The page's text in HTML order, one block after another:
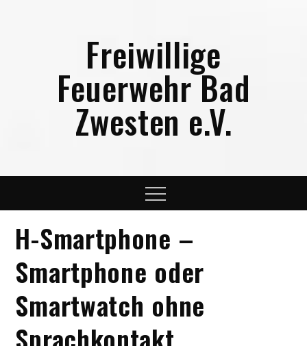
Freiwillige
Feuerwehr Bad
Zwesten e.V.
Menu
H-Smartphone –
Smartphone oder
Smartwatch ohne